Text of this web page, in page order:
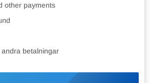
other payments
betalningar